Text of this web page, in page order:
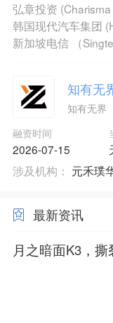
弘章投资
韩国现代汽车集团
新加坡电信 （
知有无
知有无界
融资时间
2026-07-15
涉及机构： 元禾璞
最新资讯
月之暗面K3，